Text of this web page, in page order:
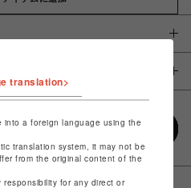
translation>
into a foreign language using the
translation system, it may not be
from the original content of the
for any direct or